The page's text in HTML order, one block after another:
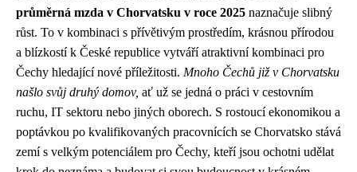
průměrná mzda v Chorvatsku v roce 2025 naznačuje slibný
růst. To v kombinaci s přívětivým prostředím, krásnou přírodou
a blízkostí k České republice vytváří atraktivní kombinaci pro
Čechy hledající nové příležitosti. Mnoho Čechů již v Chorvatsku
našlo svůj druhý domov, ať už se jedná o práci v cestovním
ruchu, IT sektoru nebo jiných oborech. S rostoucí ekonomikou a
poptávkou po kvalifikovaných pracovnících se Chorvatsko stává
zemí s velkým potenciálem pro Čechy, kteří jsou ochotni udělat